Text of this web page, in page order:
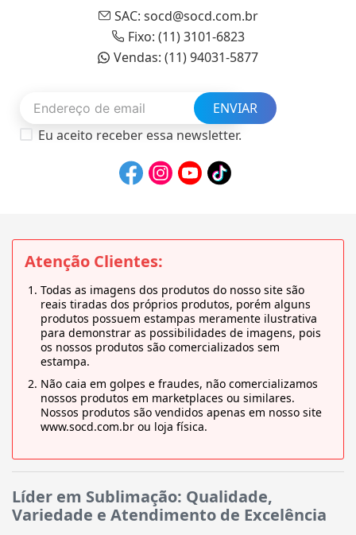
SAC: socd@socd.com.br
Fixo: (11) 3101-6823
Vendas: (11) 94031-5877
ENVIAR
Eu aceito receber essa newsletter.
Atenção Clientes:
Todas as imagens dos produtos do nosso site são
reais tiradas dos próprios produtos, porém alguns
produtos possuem estampas meramente ilustrativa
para demonstrar as possibilidades de imagens, pois
os nossos produtos são comercializados sem
estampa.
Não caia em golpes e fraudes, não comercializamos
nossos produtos em marketplaces ou similares.
Nossos produtos são vendidos apenas em nosso site
www.socd.com.br ou loja física.
Líder em Sublimação: Qualidade,
Variedade e Atendimento de Excelência